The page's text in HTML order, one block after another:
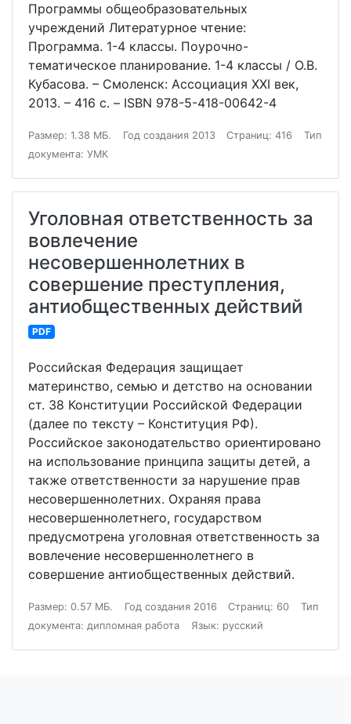
Программы общеобразовательных
учреждений Литературное чтение:
Программа. 1-4 классы. Поурочно-
тематическое планирование. 1-4 классы / О.В.
Кубасова. – Смоленск: Ассоциация ХХI век,
2013. – 416 с. – ISBN 978-5-418-00642-4
Размер: 1.38 МБ. Год создания 2013 Страниц: 416
Тип
документа: УМК
Уголовная ответственность за
вовлечение
несовершеннолетних в
совершение преступления,
антиобщественных действий
PDF
Российская Федерация защищает
материнство, семью и детство на основании
ст. 38 Конституции Российской Федерации
(далее по тексту – Конституция РФ).
Российское законодательство ориентировано
на использование принципа защиты детей, а
также ответственности за нарушение прав
несовершеннолетних. Охраняя права
несовершеннолетнего, государством
предусмотрена уголовная ответственность за
вовлечение несовершеннолетнего в
совершение антиобщественных действий.
Размер: 0.57 МБ. Год создания 2016 Страниц: 60
Тип
документа: дипломная работа
Язык: русский